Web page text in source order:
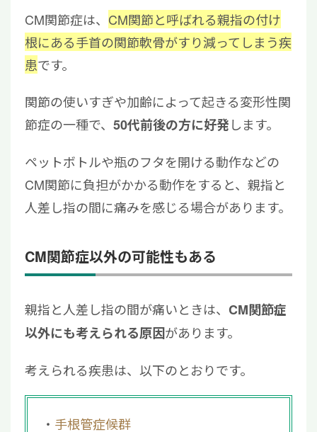
CM関節症は、 CM関節と呼ばれる親指の付け
根にある手首の関節軟骨がすり減ってしまう疾
患です。
関節の使いすぎや加齢によって起きる変形性関
節症の一種で、 50代前後の方に好発します。
ペットボトルや瓶のフタを開ける動作などの
CM関節に負担がかかる動作をすると、親指と
人差し指の間に痛みを感じる場合があります。
CM関節症以外の可能性もある
親指と人差し指の間が痛いときは、 CM関節症
以外にも考えられる原因があります。
考えられる疾患は、以下のとおりです。
手根管症候群